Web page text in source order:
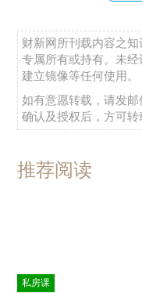
财新网所刊载内容之
专属所有或持有。未
建立镜像等任何使用。
如有意愿转载，请发邮
确认及授权后，方可转
推荐阅读
私房课